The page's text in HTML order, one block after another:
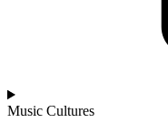
Music Cultures